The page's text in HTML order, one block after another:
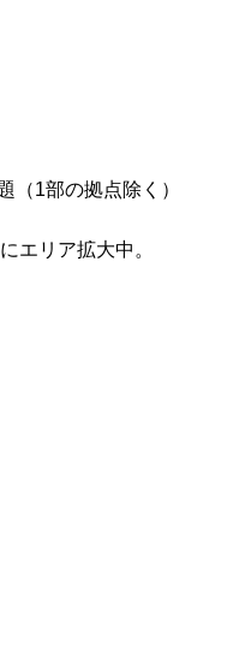
（1部の拠点除く）
エリア拡大中。